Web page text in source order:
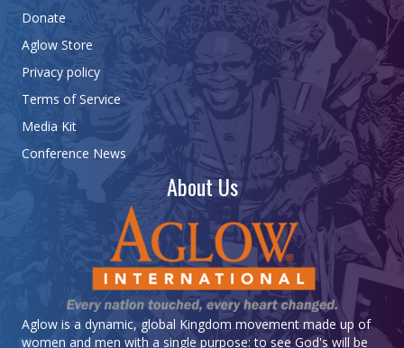
Donate
Aglow Store
Privacy policy
Terms of Service
Media Kit
Conference News
About Us
Aglow is a dynamic, global Kingdom movement made up of
women and men with a single purpose: to see God's will be